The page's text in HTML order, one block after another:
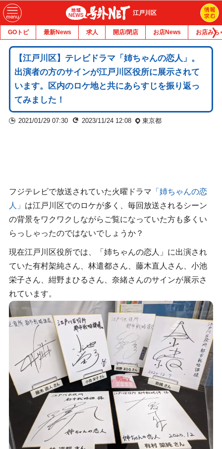
江戸川区
GOトピ 最新News 求人 開店/閉店 お店News お店みち
【江戸川区】テレビドラマ「姉ちゃんの恋人」。
出演者の方のサインが江戸川区役所に展示されて
います。区内のロケ地と共にあらすじを振り返っ
てみました！
2021/01/29 07:30 2023/11/24 12:08 東京都
フジテレビで放送されていた火曜ドラマ 「姉ちゃんの恋
人」 は江戸川区でのロケが多く、毎回放送されるシーン
の背景をワクワクしながらご覧になっていた方も多くい
らっしゃったのではないでしょうか？
現在江戸川区役所では、「姉ちゃんの恋人」に出演され
ていた有村架純さん、林遣都さん、藤木直人さん、小池
栄子さん、紺野まひるさん、奈緒さんのサインが展示さ
れています。